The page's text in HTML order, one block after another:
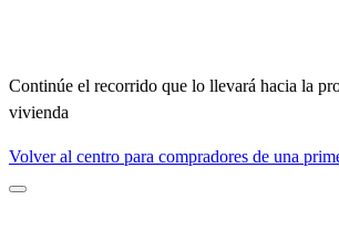
Continúe el recorrido que lo llevará hacia la
vivienda
Volver al centro para compradores de una